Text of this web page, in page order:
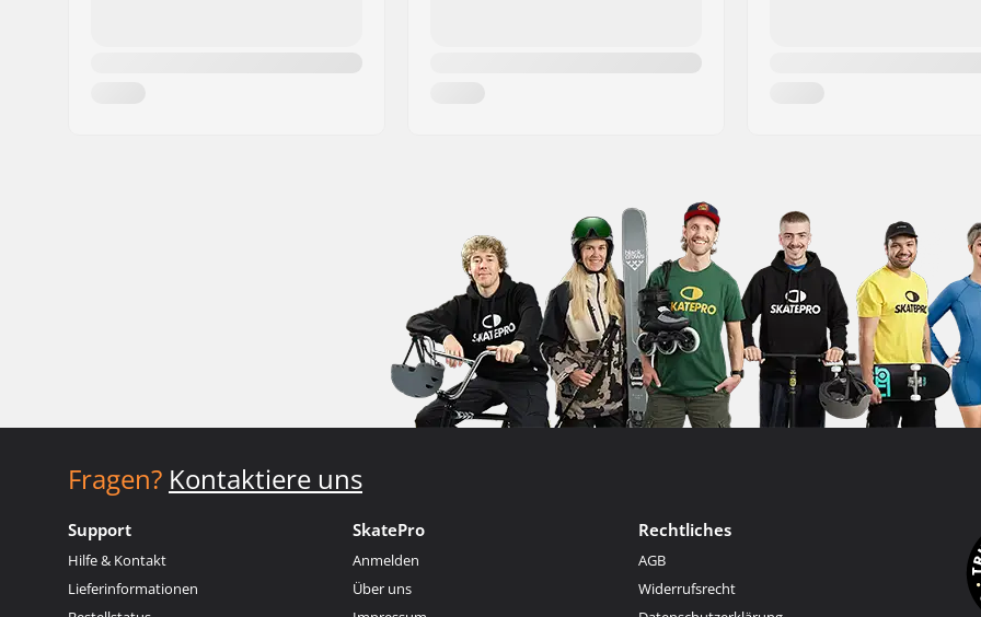
Fragen? Kontaktiere uns
Support
Hilfe & Kontakt
Lieferinformationen
SkatePro
Anmelden
Über uns
Rechtliches
AGB
Widerrufsrecht